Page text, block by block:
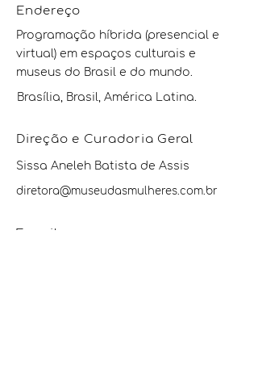
Endereço
Programação híbrida (presencial e
virtual) em espaços culturais e
museus do Brasil e do mundo.
Brasília, Brasil, América Latina.
Direção e Curadoria Geral
Sissa Aneleh Batista de Assis
diretora@museudasmulheres.com.br
E-mails